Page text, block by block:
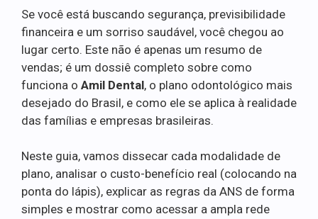
Se você está buscando segurança, previsibilidade
financeira e um sorriso saudável, você chegou ao
lugar certo. Este não é apenas um resumo de
vendas; é um dossiê completo sobre como
funciona o Amil Dental, o plano odontológico mais
desejado do Brasil, e como ele se aplica à realidade
das famílias e empresas brasileiras.
Neste guia, vamos dissecar cada modalidade de
plano, analisar o custo-benefício real (colocando na
ponta do lápis), explicar as regras da ANS de forma
simples e mostrar como acessar a ampla rede